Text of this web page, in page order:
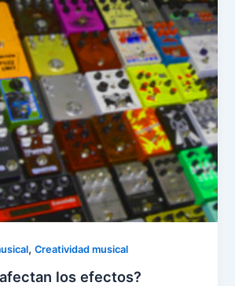
,Creatividad musical
los efectos?